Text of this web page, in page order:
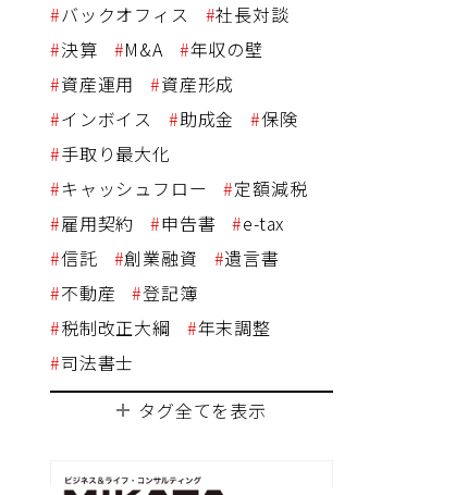
バックオフィス
社長対談
決算
M&A
年収の壁
資産運用
資産形成
インボイス
助成金
保険
手取り最大化
キャッシュフロー
定額減税
雇用契約
申告書
e-tax
信託
創業融資
遺言書
不動産
登記簿
税制改正大綱
年末調整
司法書士
タグ全てを表示